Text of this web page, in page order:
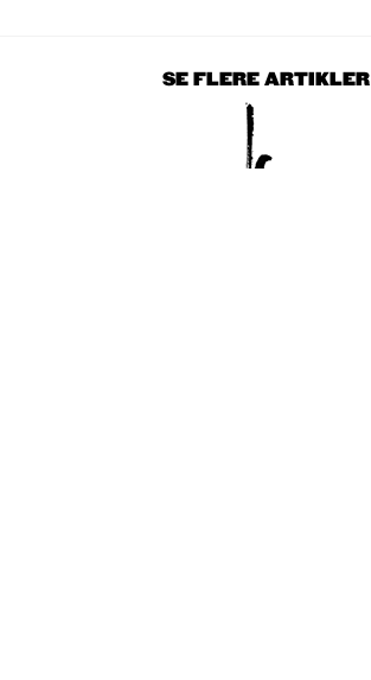
SE FLERE ARTIKLER